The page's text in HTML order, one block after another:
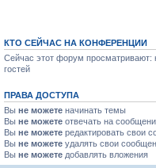
КТО СЕЙЧАС НА КОНФЕРЕНЦИИ
Сейчас этот форум просматривают:
гостей
ПРАВА ДОСТУПА
Вы не можете начинать темы
Вы не можете отвечать на
Вы не можете редактировать свои
Вы не можете удалять свои
Вы не можете добавлять вложения